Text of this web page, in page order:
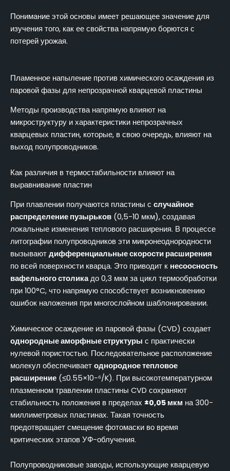
Понимание этой основы имеет решающее значение для
изучения того, как ее свойства напрямую борются с
потерей урожая.
Пламенное напыление против химического осаждения из
паровой фазы для непрозрачной кварцевой пластины
Методы производства напрямую влияют на
микроструктуру и характеристики непрозрачных
кварцевых пластин, которые, в свою очередь, влияют на
выход полупроводников.
Как различия в термостабильности влияют на
выравнивание пластин
При плавлении получаются пластины с случайное
распределение пузырьков (0,5-10 мкм), создавая
локальные изменения теплового расширения. В процессе
литографии полупроводников эти микронеоднородности
вызывают дифференциальные скорости расширения
по всей поверхности кварца. Это приводит к несоосность
вафельного столикадо 0,3 мкм за цикл термообработки
при 100°C, что напрямую способствует возникновению
ошибок наложения при многослойном шаблонировании.
Химическое осаждение из паровой фазы (CVD) создает
однородные аморфные структуры с практически
нулевой пористостью. Последовательное расположение
молекул обеспечивает однородное тепловое
расширение (≤0.55×10-⁶/K). При высокотемпературном
плазменном травлении пластины CVD сохраняют
стабильность положения в пределах ±0,05 мкм на 300-
миллиметровых пластинах. Такая точность
предотвращает смещение фотомаски во время
критических этапов УФ-облучения.
Полупроводниковые заводы, использующие кварцевую